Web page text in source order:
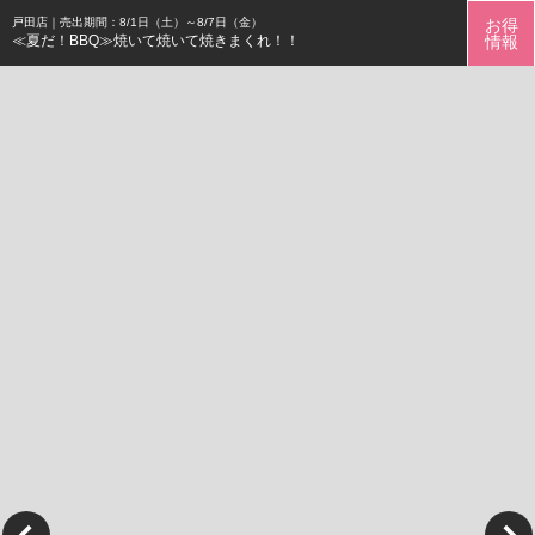
戸田店｜売出期間：8/1日（土）～8/7日（金）
≪夏だ！BBQ≫焼いて焼いて焼きまくれ！！
お得
情報